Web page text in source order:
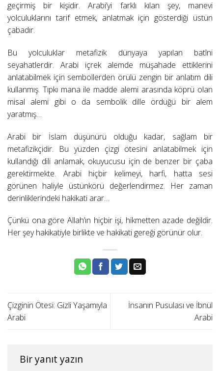
geçirmiş bir kişidir. Arabi’yi farklı kılan şey, manevi
yolculuklarını tarif etmek, anlatmak için gösterdiği üstün
çabadır.
Bu yolculuklar metafizik dünyaya yapılan batîni
seyahatlerdir. Arabi içrek alemde müşahade ettiklerini
anlatabilmek için sembollerden örülü zengin bir anlatım dili
kullanmış. Tıpkı mana ile madde alemi arasında köprü olan
misal alemi gibi o da sembolik dille ördüğü bir alem
yaratmış…
Arabi bir İslam düşünürü olduğu kadar, sağlam bir
metafizikçidir. Bu yüzden çizgi ötesini anlatabilmek için
kullandığı dili anlamak, okuyucusu için de benzer bir çaba
gerektirmekte. Arabi hiçbir kelimeyi, harfi, hatta sesi
görünen haliyle üstünkörü değerlendirmez. Her zaman
derinliklerindeki hakikati arar…
Çünkü ona göre Allah’ın hiçbir işi, hikmetten azade değildir.
Her şey hakikatiyle birlikte ve hakikati gereği görünür olur.
Çizginin Ötesi: Gizli Yaşamıyla
Arabi
İnsanın Pusulası ve İbnül
Arabi
Bir yanıt yazın